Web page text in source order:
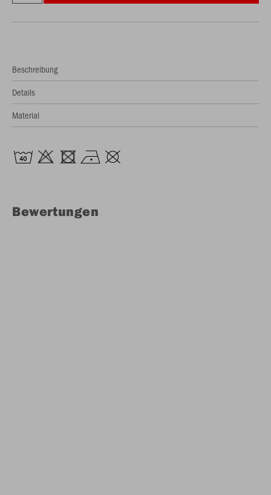
Beschreibung
Details
Material
Bewertungen